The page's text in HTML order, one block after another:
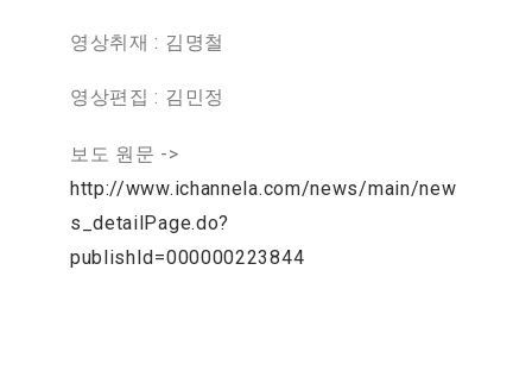
영상취재 : 김명철
영상편집 : 김민정
보도 원문 ->
http://www.ichannela.com/news/main/new
s_detailPage.do?
publishId=000000223844